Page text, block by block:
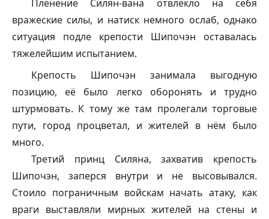
Пленение Силян-вана отвлекло на себя
вражеские силы, и натиск немного ослаб, однако
ситуация подле крепости Шипочэн оставалась
тяжелейшим испытанием.
Крепость Шипочэн занимала выгодную
позицию, её было легко оборонять и трудно
штурмовать. К тому же там пролегали торговые
пути, город процветал, и жителей в нём было
много.
Третий принц Силяна, захватив крепость
Шипочэн, заперся внутри и не высовывался.
Стоило пограничным войскам начать атаку, как
враги выставляли мирных жителей на стены и